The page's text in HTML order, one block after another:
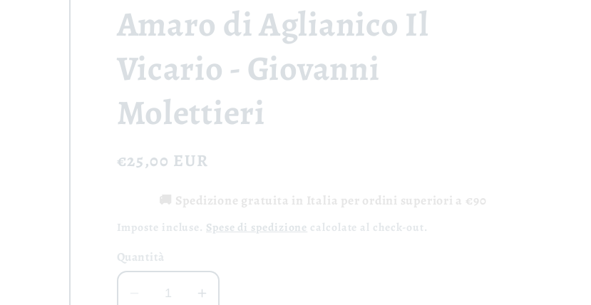
Amaro di Aglianico Il
Vicario - Giovanni
Molettieri
Prezzo
listino
€25,00 EUR
🚚 Spedizione gratuita in Italia per ordini superiori a €90
Imposte incluse. Spese di spedizione calcolate al check-out.
Quantità